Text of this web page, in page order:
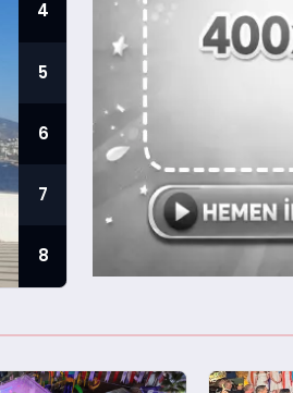
BOŞALTILDI!
Muğla’nın
şiddetiyle
ediyor.
hem havadan hem
4
5
6
7
8